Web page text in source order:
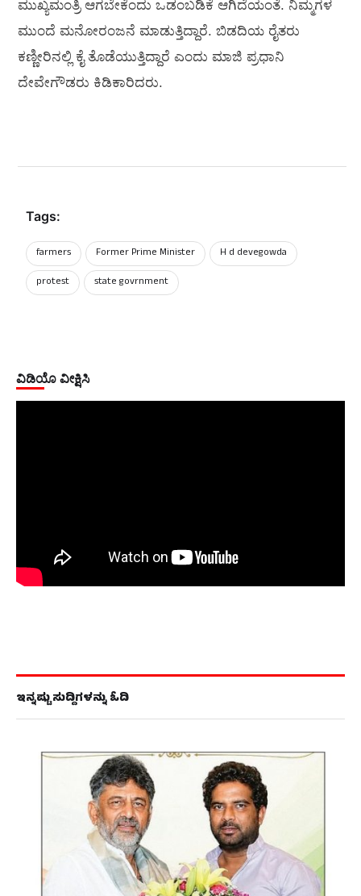
ಮುಖ್ಯಮಂತ್ರಿ ಆಗಬೇಕೆಂದು ಒಡಂಬಡಿಕೆ ಆಗಿದೆಯಂತೆ. ನಿಮ್ಮಗಳ
ಮುಂದೆ ಮನೋರಂಜನೆ ಮಾಡುತ್ತಿದ್ದಾರೆ. ಬಿಡದಿಯ ರೈತರು
ಕಣ್ಣೀರಿನಲ್ಲಿ ಕೈ ತೊಡೆಯುತ್ತಿದ್ದಾರೆ ಎಂದು ಮಾಜಿ ಪ್ರಧಾನಿ
ದೇವೇಗೌಡರು ಕಿಡಿಕಾರಿದರು.
Tags:
farmers Former Prime Minister
H d devegowda
protest
state govrnment
ವಿಡಿಯೊ ವೀಕ್ಷಿಸಿ
ಇನ್ನಷ್ಟು ಸುದ್ದಿಗಳನ್ನು ಓದಿ